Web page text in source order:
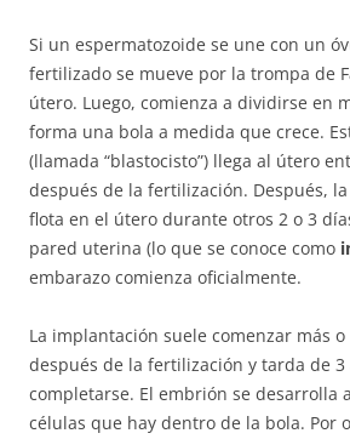
Si un espermatozoide se une con un
fertilizado se mueve por la trompa de
útero. Luego, comienza a dividirse en
forma una bola a medida que crece.
(llamada “blastocisto”) llega al útero
después de la fertilización. Después,
flota en el útero durante otros 2 o 3
pared uterina (lo que se conoce como
embarazo comienza oficialmente.
La implantación suele comenzar más
después de la fertilización y tarda de 3
completarse. El embrión se desarrolla
células que hay dentro de la bola. Por